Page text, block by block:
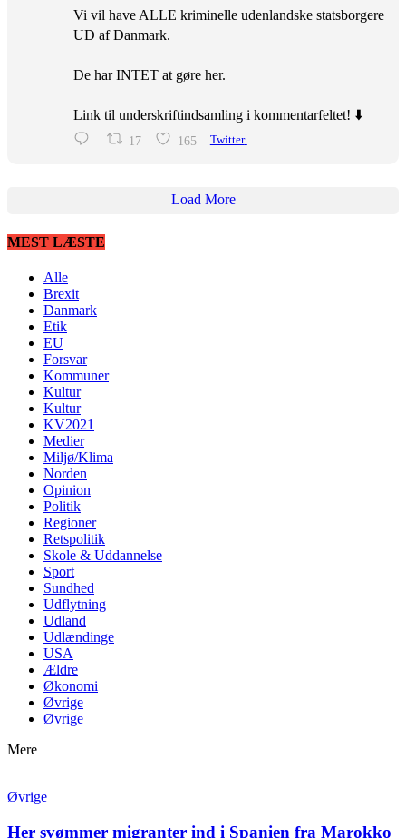
Vi vil have ALLE kriminelle udenlandske statsborgere
UD af Danmark.
De har INTET at gøre her.
Link til underskriftindsamling i kommentarfeltet! ⬇️
17 165 Twitter
Load More
MEST LÆSTE
Alle
Brexit
Danmark
Etik
EU
Forsvar
Kommuner
Kultur
Kultur
KV2021
Medier
Miljø/Klima
Norden
Opinion
Politik
Regioner
Retspolitik
Skole & Uddannelse
Sport
Sundhed
Udflytning
Udland
Udlændinge
USA
Ældre
Økonomi
Øvrige
Øvrige
Mere
Øvrige
Her svømmer migranter ind i Spanien fra Marokko